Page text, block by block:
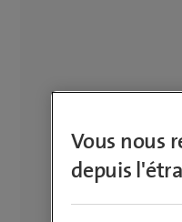
Vous nous
depuis